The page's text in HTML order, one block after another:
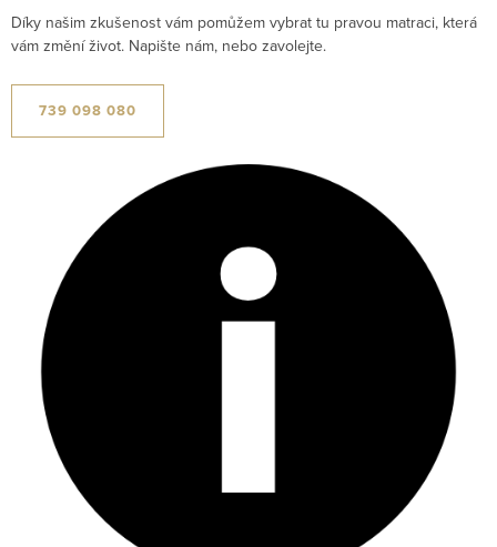
Díky našim zkušenost vám pomůžem vybrat tu pravou matraci, která
vám změní život. Napište nám, nebo zavolejte.
739 098 080